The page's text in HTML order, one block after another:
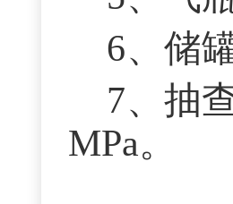
6、储
7、抽
MPa。